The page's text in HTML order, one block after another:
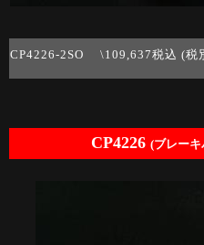
CP4226-2SO \109,637税込 (税
CP4226 (ブレー